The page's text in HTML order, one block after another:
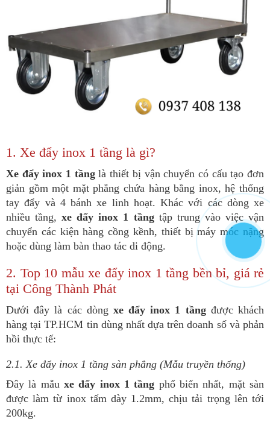
1. Xe đẩy inox 1 tầng là gì?
Xe đẩy inox 1 tầnglà thiết bị vận chuyển có cấu tạo đơn
giản gồm một mặt phẳng chứa hàng bằng inox, hệ thống
tay đẩy và 4 bánh xe linh hoạt. Khác với các dòng xe
nhiều tầng,xe đẩy inox 1 tầngtập trung vào việc vận
chuyển các kiện hàng cồng kềnh, thiết bị máy móc nặng
hoặc dùng làm bàn thao tác di động.
2. Top 10 mẫu xe đẩy inox 1 tầng bền bỉ, giá rẻ
tại Công Thành Phát
Dưới đây là các dòng xe đẩy inox 1 tầngđược khách
hàng tại TP.HCM tin dùng nhất dựa trên doanh số và phản
hồi thực tế:
2.1. Xe đẩy inox 1 tầng sàn phẳng (Mẫu truyền thống)
Đây là mẫu xe đẩy inox 1 tầng phổ biến nhất, mặt sàn
được làm từ inox tấm dày 1.2mm, chịu tải trọng lên tới
200kg.